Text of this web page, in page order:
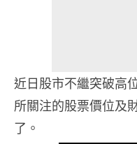
近日股市不繼突破高
所關注的股票價位及
了。